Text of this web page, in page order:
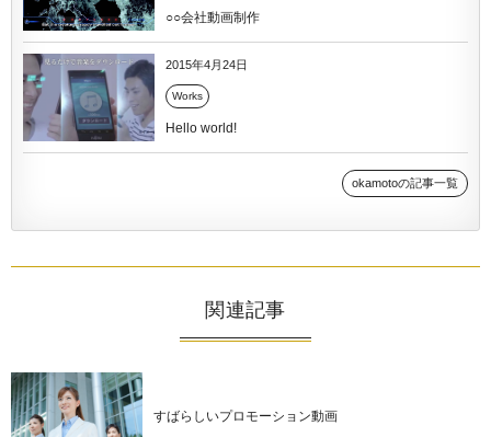
○○会社動画制作
2015年4月24日
Works
Hello world!
okamotoの記事一覧
関連記事
すばらしいプロモーション動画